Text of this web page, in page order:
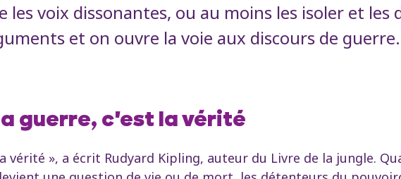
voix dissonantes, ou au moins les isoler et les
et on ouvre la voie aux discours de guerre.
guerre, c'est la vérité
vérité », a écrit Rudyard Kipling, auteur du Livre de la jungle.